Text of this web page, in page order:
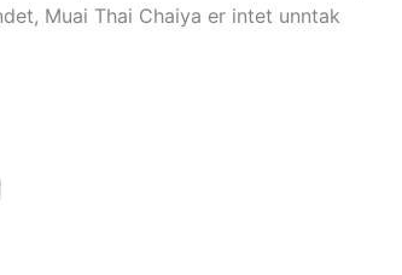
Muai Thai Chaiya er intet unntak